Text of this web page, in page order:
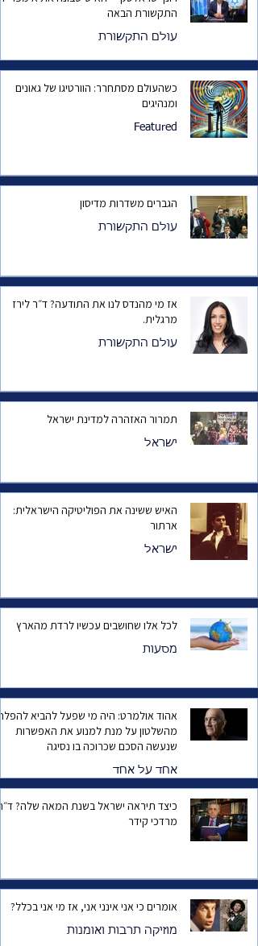
התקשורת הבאה
עולם התקשורת
כשהעולם מסתחרר: הוורטיגו של גאונים
ומנהיגים
Featured
הגברים משדרות מדיסון
עולם התקשורת
אז מי מהנדס לנו את התודעה? ד״ר לירז
מרגלית.
עולם התקשורת
תמרור האזהרה למדינת ישראל
ישראל
האיש ששינה את הפוליטיקה הישראלית:
ארתור
ישראל
לכל אלו שחושבים עכשיו לרדת מהארץ
מסעות
אהוד אולמרט: היה מי שפעל להביא
מהשלטון על מנת למנוע את האפשרות
שנעשה הסכם שכרוכה בו נסיגה
אחד על אחד
כיצד תיראה ישראל בשנת המאה
מרדכי קידר
אומרים כי אני אינני אני, אז מי אני בכלל?
מוזיקה תרבות ואומנות